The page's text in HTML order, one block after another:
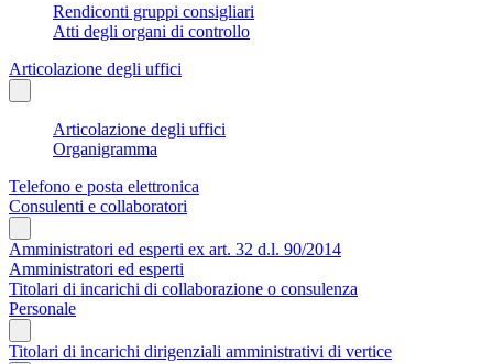
Rendiconti gruppi consigliari
Atti degli organi di controllo
Articolazione degli uffici
Articolazione degli uffici
Organigramma
Telefono e posta elettronica
Consulenti e collaboratori
Amministratori ed esperti ex art. 32 d.l. 90/2014
Amministratori ed esperti
Titolari di incarichi di collaborazione o consulenza
Personale
Titolari di incarichi dirigenziali amministrativi di vertice